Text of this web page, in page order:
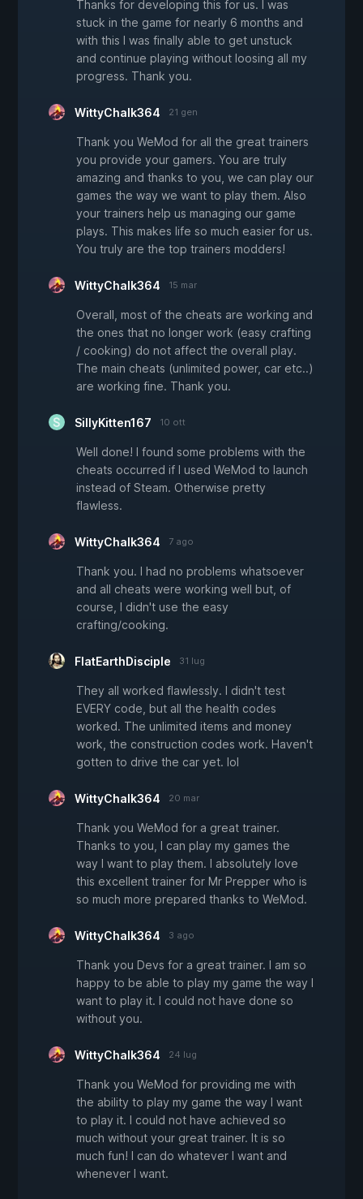
Thanks for developing this for us. I was
stuck in the game for nearly 6 months and
with this I was finally able to get unstuck
and continue playing without loosing all my
progress. Thank you.
WittyChalk364 21 gen
Thank you WeMod for all the great trainers
you provide your gamers. You are truly
amazing and thanks to you, we can play our
games the way we want to play them. Also
your trainers help us managing our game
plays. This makes life so much easier for us.
You truly are the top trainers modders!
WittyChalk364 15 mar
Overall, most of the cheats are working and
the ones that no longer work (easy crafting
/ cooking) do not affect the overall play.
The main cheats (unlimited power, car etc..)
are working fine. Thank you.
SillyKitten167 10 ott
Well done! I found some problems with the
cheats occurred if I used WeMod to launch
instead of Steam. Otherwise pretty
flawless.
WittyChalk364 7 ago
Thank you. I had no problems whatsoever
and all cheats were working well but, of
course, I didn't use the easy
crafting/cooking.
FlatEarthDisciple 31 lug
They all worked flawlessly. I didn't test
EVERY code, but all the health codes
worked. The unlimited items and money
work, the construction codes work. Haven't
gotten to drive the car yet. lol
WittyChalk364 20 mar
Thank you WeMod for a great trainer.
Thanks to you, I can play my games the
way I want to play them. I absolutely love
this excellent trainer for Mr Prepper who is
so much more prepared thanks to WeMod.
WittyChalk364 3 ago
Thank you Devs for a great trainer. I am so
happy to be able to play my game the way I
want to play it. I could not have done so
without you.
WittyChalk364 24 lug
Thank you WeMod for providing me with
the ability to play my game the way I want
to play it. I could not have achieved so
much without your great trainer. It is so
much fun! I can do whatever I want and
whenever I want.